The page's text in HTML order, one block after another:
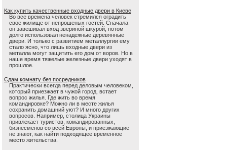
Как купить качественные входные двери в Киеве
Во все времена человек стремился оградить
свое жилище от непрошеных гостей. Сначала
он завешивал вход звериной шкурой, потом
долго использовал ненадежные деревянные
двери. И только с развитием металлургии ему
стало ясно, что лишь входные двери из
металла могут защитить его дом от воров. Но в
наше время тяжелые железные двери уходят в
прошлое.
Сдам комнату без посредников
Практически всегда перед деловым человеком,
который приезжает в чужой город, встает
вопрос жилья. Где жить во время
командировке? Можно ли в месте жилья
сохранить домашний уют? И много других
вопросов. Например, столица Украины
привлекает туристов, командированных,
бизнесменов со всей Европы, и приезжающие
не знают, как найти подходящее временное
место жительства.